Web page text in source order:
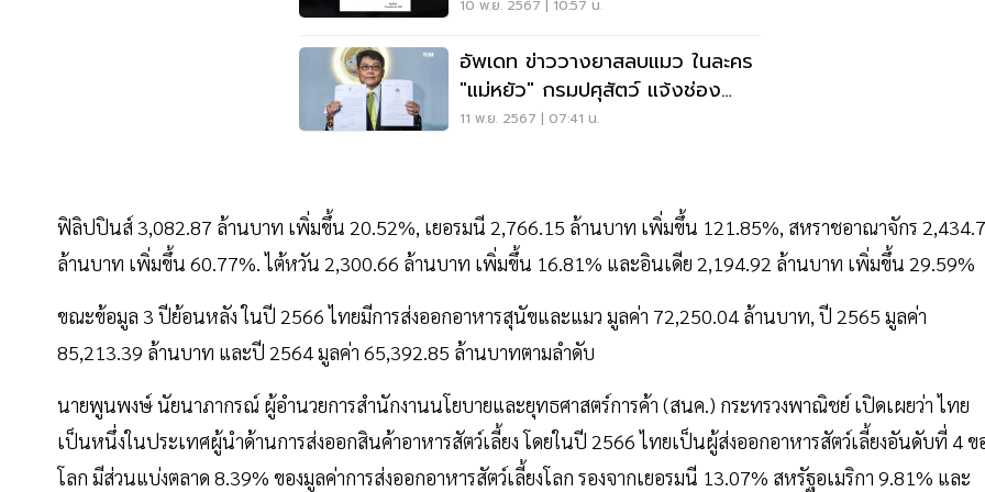
10 พ.ย. 2567 | 10:57 น.
อัพเดท ข่าววางยาสลบแมว ในละคร
"แม่หยัว" กรมปศุสัตว์ แจ้งช่อง
ONE 31 ชี้แจง
11 พ.ย. 2567 | 07:41 น.
ฟิลิปปินส์ 3,082.87 ล้านบาท เพิ่มขึ้น 20.52%, เยอรมนี 2,766.15 ล้านบาท เพิ่มขึ้น 121.85%, สหราชอาณาจักร
ล้านบาท เพิ่มขึ้น 60.77%. ไต้หวัน 2,300.66 ล้านบาท เพิ่มขึ้น 16.81% และอินเดีย 2,194.92 ล้านบาท เพิ่มขึ้น 29.59%
ขณะข้อมูล 3 ปีย้อนหลัง ในปี 2566 ไทยมีการส่งออกอาหารสุนัขและแมว มูลค่า 72,250.04 ล้านบาท, ปี 2565 มูลค่า
85,213.39 ล้านบาท และปี 2564 มูลค่า 65,392.85 ล้านบาทตามลำดับ
นายพูนพงษ์ นัยนาภากรณ์ ผู้อํานวยการสำนักงานนโยบายและยุทธศาสตร์การค้า (สนค.) กระทรวงพาณิชย์ เปิดเผยว่า ไทย
เป็นหนึ่งในประเทศผู้นำด้านการส่งออกสินค้าอาหารสัตว์เลี้ยง โดยในปี 2566 ไทยเป็นผู้ส่งออกอาหารสัตว์เลี้ยงอันดับที่ 4 ข
โลก มีส่วนแบ่งตลาด 8.39% ของมูลค่าการส่งออกอาหารสัตว์เลี้ยงโลก รองจากเยอรมนี 13.07% สหรัฐอเมริกา 9.81% และ